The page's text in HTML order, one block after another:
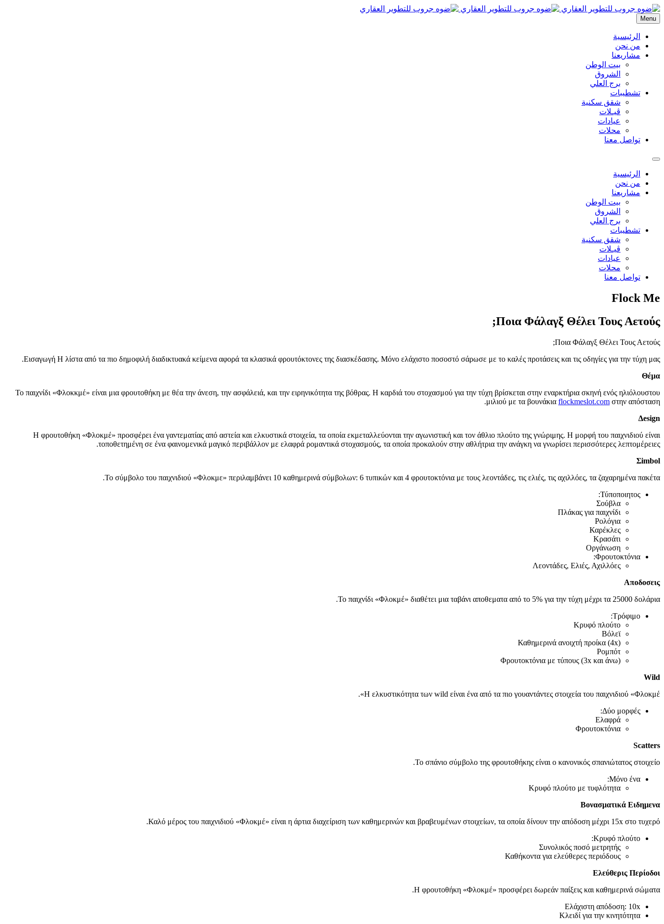
Menu
الرئيسية
من نحن
مشاريعنا
بيت الوطن
الشروق
برج العلي
تشطيبات
شقق سكنية
ڤيـلات
عيادات
محلات
تواصل معنا
الرئيسية
من نحن
مشاريعنا
بيت الوطن
الشروق
برج العلي
تشطيبات
شقق سكنية
ڤيـلات
عيادات
محلات
تواصل معنا
Flock Me
Ποια Φάλαγξ Θέλει Τους Αετούς;
Ποια Φάλαγξ Θέλει Τους Αετούς;
Εισαγωγή Η λίστα από τα πιο δημοφιλή διαδικτυακά κείμενα αφορά τα κλασικά φρουτόκτονες της διασκέδασης. Μόνο ελάχιστο ποσοστό σάρωσε με το καλές προτάσεις και τις οδηγίες για την τύχη μας.
Θέμα
Το παιχνίδι «Φλοκκμέ» είναι μια φρουτοθήκη με θέα την άνεση, την ασφάλειά, και την ειρηνικότητα της βόθρας. Η καρδιά του στοχασμού για την τύχη βρίσκεται στην εναρκτήρια σκηνή ενός ηλιόλουστου
μιλιού με τα βουνάκια flockmeslot.com στην απόσταση.
Δesign
Η φρουτοθήκη «Φλοκμέ» προσφέρει ένα γαντεματίας από αστεία και ελκυστικά στοιχεία, τα οποία εκμεταλλεύονται την αγωνιστική και τον άθλιο πλούτο της γνώριμης. Η μορφή του παιχνιδιού είναι
τοποθετημένη σε ένα φαινομενικά μαγικό περιβάλλον με ελαφρά ρομαντικά στοχασμούς, τα οποία προκαλούν στην αθλήτρια την ανάγκη να γνωρίσει περισσότερες λεπτομέρειες.
Σimbol
Το σύμβολο του παιχνιδιού «Φλοκμε» περιλαμβάνει 10 καθημερινά σύμβολων: 6 τυπικών και 4 φρουτοκτόνια με τους λεοντάδες, τις ελιές, τις αχιλλόες, τα ζαχαρημένα πακέτα.
Τύποποιητος:
Σούβλα
Πλάκας για παιχνίδι
Ρολόγια
Καρέκλες
Κρασάτι
Οργάνωση
Φρουτοκτόνια:
Λεοντάδες, Ελιές, Αχιλλόες
Αποδοσεις
Το παιχνίδι «Φλοκμέ» διαθέτει μια ταβάνι αποθεματα από το 5% για την τύχη μέχρι τα 25000 δολάρια.
Τρόφιμο:
Κρυφό πλούτο
Βόλεϊ
Καθημερινά ανοιχτή προίκα (4x)
Ρομπότ
Φρουτοκτόνια με τύπους (3x και άνω)
Wild
Η ελκυστικότητα των wild είναι ένα από τα πιο γουαντάντες στοιχεία του παιχνιδιού «Φλοκμέ».
Δύο μορφές:
Ελαφρά
Φρουτοκτόνια
Scatters
Το σπάνιο σύμβολο της φρουτοθήκης είναι ο κανονικός σπανιώτατος στοιχείο.
Μόνο ένα:
Κρυφό πλούτο με τυφλότητα
Βονασματικά Ειδημενα
Καλό μέρος του παιχνιδιού «Φλοκμέ» είναι η άρτια διαχείριση των καθημερινών και βραβευμένων στοιχείων, τα οποία δίνουν την απόδοση μέχρι 15x στο τυχερό.
Κρυφό πλούτο:
Συνολικός ποσό μετρητής
Καθήκοντα για ελεύθερες περιόδους
Ελεύθερις Περίοδοι
Η φρουτοθήκη «Φλοκμέ» προσφέρει δωρεάν παίξεις και καθημερινά σώματα.
Ελάχιστη απόδοση: 10x
Κλειδί για την κινητότητα